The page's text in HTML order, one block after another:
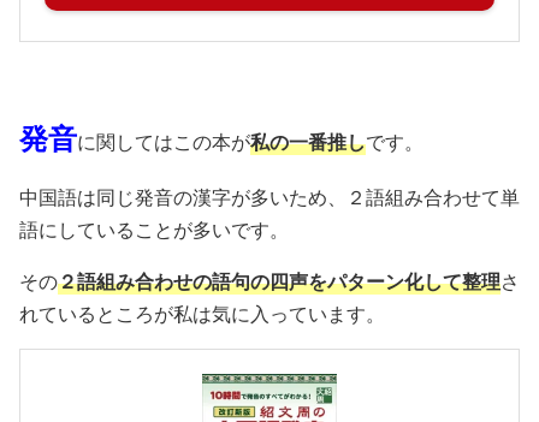
発音に関してはこの本が私の一番推しです。
中国語は同じ発音の漢字が多いため、２語組み合わせて単
語にしていることが多いです。
その２語組み合わせの語句の四声をパターン化して整理さ
れているところが私は気に入っています。